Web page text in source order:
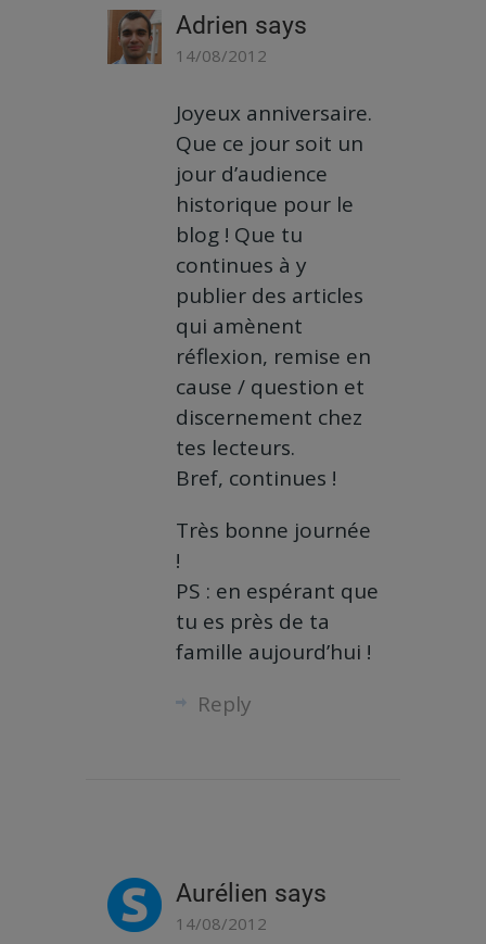
Adrien says
14/08/2012
Joyeux anniversaire.
Que ce jour soit un
jour d’audience
historique pour le
blog ! Que tu
continues à y
publier des articles
qui amènent
réflexion, remise en
cause / question et
discernement chez
tes lecteurs.
Bref, continues !
Très bonne journée
!
PS : en espérant que
tu es près de ta
famille aujourd’hui !
Reply
Aurélien says
14/08/2012